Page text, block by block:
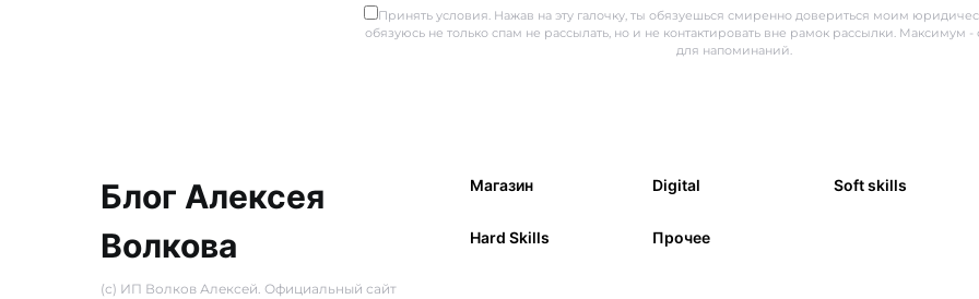
Принять условия. Нажав на эту галочку, ты обязуешься смиренно довериться моим
обязуюсь не только спам не рассылать, но и не контактировать вне рамок рассылки. Максимум -
для напоминаний.
Блог Алексея
Волкова
(с) ИП Волков Алексей. Официальный сайт
Магазин Digital Soft skills
Hard Skills Прочее